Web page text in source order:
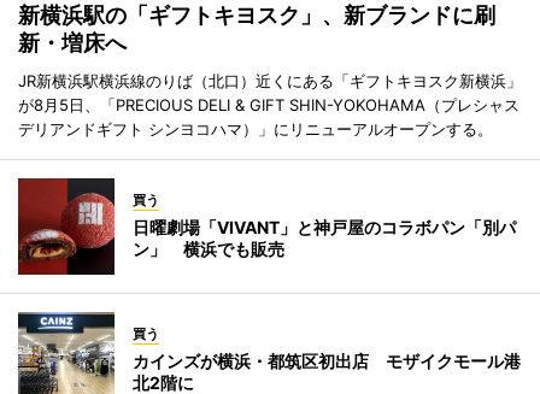
新横浜駅の「ギフトキヨスク」、新ブランドに刷
新・増床へ
JR新横浜駅横浜線のりば（北口）近くにある「ギフトキヨスク新横浜」
が8月5日、「PRECIOUS DELI & GIFT SHIN-YOKOHAMA（プレシャス
デリアンドギフト シンヨコハマ）」にリニューアルオープンする。
買う
日曜劇場「VIVANT」と神戸屋のコラボパン「別パ
ン」 横浜でも販売
買う
カインズが横浜・都筑区初出店 モザイクモール港
北2階に